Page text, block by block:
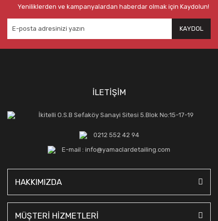
Yeniliklerden ve kampanyalardan haberdar olmak için Kaydolun!
KAYDOL
İLETİŞİM
İkitelli O.S.B Sefaköy Sanayi Sitesi 5.Blok No:15-17-19
0212 552 42 94
E-mail : info@yamaclardetailing.com
HAKKIMIZDA
MÜŞTERİ HİZMETLERİ